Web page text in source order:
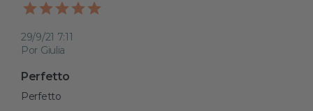
29/9/21 7:11
Por Giulia
Perfetto
Perfetto